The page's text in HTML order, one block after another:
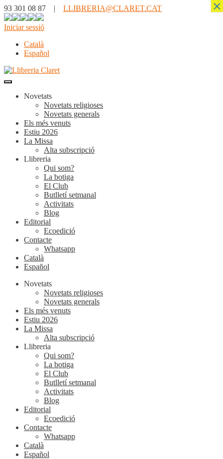
93 301 08 87 | LLIBRERIA@CLARET.CAT
Iniciar sessió
Català
Español
Novetats
Novetats religioses
Novetats generals
Els més venuts
Estiu 2026
La Missa
Alta subscripció
Llibreria
Qui som?
La botiga
El Club
Butlletí setmanal
Activitats
Blog
Editorial
Ecoedició
Contacte
Whatsapp
Català
Español
Novetats
Novetats religioses
Novetats generals
Els més venuts
Estiu 2026
La Missa
Alta subscripció
Llibreria
Qui som?
La botiga
El Club
Butlletí setmanal
Activitats
Blog
Editorial
Ecoedició
Contacte
Whatsapp
Català
Español
×